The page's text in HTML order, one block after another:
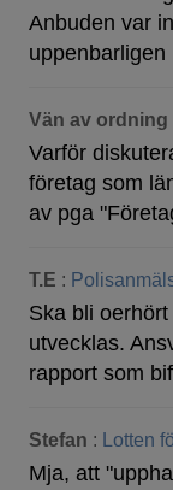
Anbuden var
Vän av ordning
Varför
företag som
av pga
T.E :
Ska bli
utvecklas.
rapport som
Stefan : Lotten
Mja, att